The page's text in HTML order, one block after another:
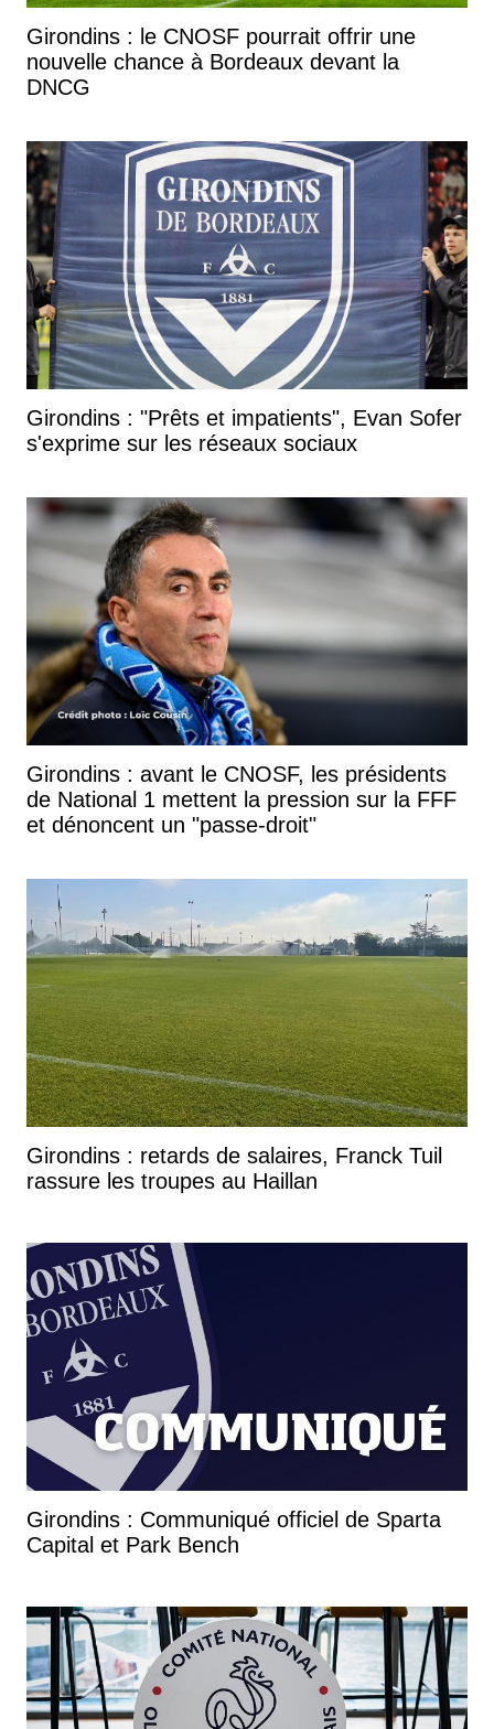
Girondins : le CNOSF pourrait offrir une
nouvelle chance à Bordeaux devant la
DNCG
Girondins : "Prêts et impatients", Evan Sofer
s'exprime sur les réseaux sociaux
Girondins : avant le CNOSF, les présidents
de National 1 mettent la pression sur la FFF
et dénoncent un "passe-droit"
Girondins : retards de salaires, Franck Tuil
rassure les troupes au Haillan
Girondins : Communiqué officiel de Sparta
Capital et Park Bench